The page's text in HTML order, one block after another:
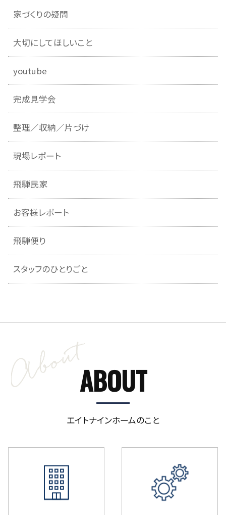
家づくりの疑問
大切にしてほしいこと
youtube
完成見学会
整理／収納／片づけ
現場レポート
飛騨民家
お客様レポート
飛騨便り
スタッフのひとりごと
ABOUT
エイトナインホームのこと